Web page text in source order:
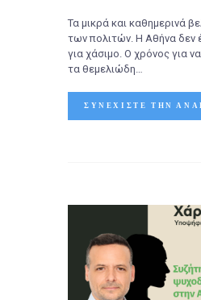
Τα μικρά και καθημερινά
των πολιτών. Η Αθήνα δεν
για χάσιμο. Ο χρόνος για
τα θεμελιώδη…
ΣΥΝΕΧΊΣΤΕ ΤΗΝ